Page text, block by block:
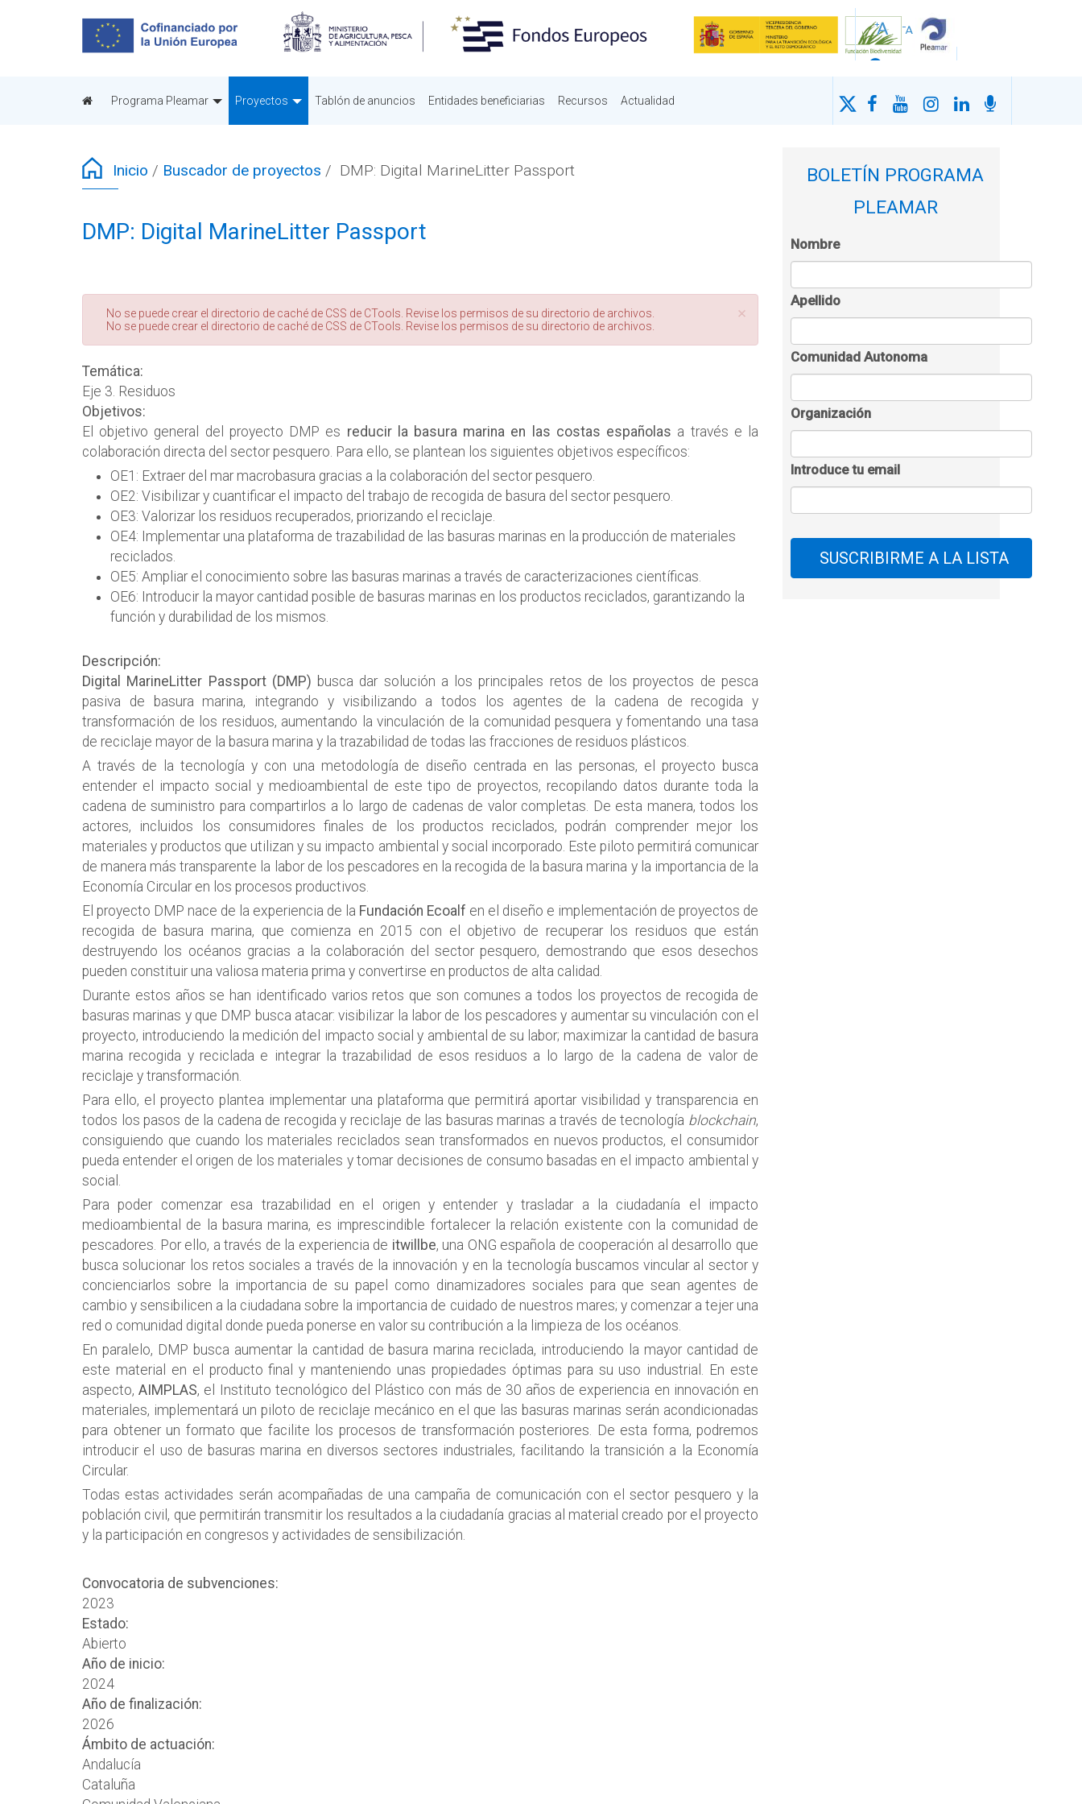
Programa Pleamar Proyectos Tablón de anuncios Entidades beneficiarias Recursos Actualidad
Inicio / Buscador de proyectos / DMP: Digital MarineLitter Passport
DMP: Digital MarineLitter Passport
×
Mensaje
de
error
No se puede crear el directorio de caché de CSS de CTools. Revise los permisos de su directorio de archivos.
No se puede crear el directorio de caché de CSS de CTools. Revise los permisos de su directorio de archivos.
Temática:
Eje 3. Residuos
Objetivos:
El objetivo general del proyecto DMP es reducir la basura marina en las costas españolas a través e la
colaboración directa del sector pesquero. Para ello, se plantean los siguientes objetivos específicos:
OE1: Extraer del mar macrobasura gracias a la colaboración del sector pesquero.
OE2: Visibilizar y cuantificar el impacto del trabajo de recogida de basura del sector pesquero.
OE3: Valorizar los residuos recuperados, priorizando el reciclaje.
OE4: Implementar una plataforma de trazabilidad de las basuras marinas en la producción de materiales
reciclados.
OE5: Ampliar el conocimiento sobre las basuras marinas a través de caracterizaciones científicas.
OE6: Introducir la mayor cantidad posible de basuras marinas en los productos reciclados, garantizando la
función y durabilidad de los mismos.
Descripción:
Digital MarineLitter Passport (DMP) busca dar solución a los principales retos de los proyectos de pesca
pasiva de basura marina, integrando y visibilizando a todos los agentes de la cadena de recogida y
transformación de los residuos, aumentando la vinculación de la comunidad pesquera y fomentando una tasa
de reciclaje mayor de la basura marina y la trazabilidad de todas las fracciones de residuos plásticos.
A través de la tecnología y con una metodología de diseño centrada en las personas, el proyecto busca
entender el impacto social y medioambiental de este tipo de proyectos, recopilando datos durante toda la
cadena de suministro para compartirlos a lo largo de cadenas de valor completas. De esta manera, todos los
actores, incluidos los consumidores finales de los productos reciclados, podrán comprender mejor los
materiales y productos que utilizan y su impacto ambiental y social incorporado. Este piloto permitirá comunicar
de manera más transparente la labor de los pescadores en la recogida de la basura marina y la importancia de la
Economía Circular en los procesos productivos.
El proyecto DMP nace de la experiencia de la Fundación Ecoalf en el diseño e implementación de proyectos de
recogida de basura marina, que comienza en 2015 con el objetivo de recuperar los residuos que están
destruyendo los océanos gracias a la colaboración del sector pesquero, demostrando que esos desechos
pueden constituir una valiosa materia prima y convertirse en productos de alta calidad.
Durante estos años se han identificado varios retos que son comunes a todos los proyectos de recogida de
basuras marinas y que DMP busca atacar: visibilizar la labor de los pescadores y aumentar su vinculación con el
proyecto, introduciendo la medición del impacto social y ambiental de su labor; maximizar la cantidad de basura
marina recogida y reciclada e integrar la trazabilidad de esos residuos a lo largo de la cadena de valor de
reciclaje y transformación.
Para ello, el proyecto plantea implementar una plataforma que permitirá aportar visibilidad y transparencia en
todos los pasos de la cadena de recogida y reciclaje de las basuras marinas a través de tecnología blockchain,
consiguiendo que cuando los materiales reciclados sean transformados en nuevos productos, el consumidor
pueda entender el origen de los materiales y tomar decisiones de consumo basadas en el impacto ambiental y
social.
Para poder comenzar esa trazabilidad en el origen y entender y trasladar a la ciudadanía el impacto
medioambiental de la basura marina, es imprescindible fortalecer la relación existente con la comunidad de
pescadores. Por ello, a través de la experiencia de itwillbe, una ONG española de cooperación al desarrollo que
busca solucionar los retos sociales a través de la innovación y en la tecnología buscamos vincular al sector y
concienciarlos sobre la importancia de su papel como dinamizadores sociales para que sean agentes de
cambio y sensibilicen a la ciudadana sobre la importancia de cuidado de nuestros mares; y comenzar a tejer una
red o comunidad digital donde pueda ponerse en valor su contribución a la limpieza de los océanos.
En paralelo, DMP busca aumentar la cantidad de basura marina reciclada, introduciendo la mayor cantidad de
este material en el producto final y manteniendo unas propiedades óptimas para su uso industrial. En este
aspecto,AIMPLAS, el Instituto tecnológico del Plástico con más de 30 años de experiencia en innovación en
materiales, implementará un piloto de reciclaje mecánico en el que las basuras marinas serán acondicionadas
para obtener un formato que facilite los procesos de transformación posteriores. De esta forma, podremos
introducir el uso de basuras marina en diversos sectores industriales, facilitando la transición a la Economía
Circular.
Todas estas actividades serán acompañadas de una campaña de comunicación con el sector pesquero y la
población civil, que permitirán transmitir los resultados a la ciudadanía gracias al material creado por el proyecto
y la participación en congresos y actividades de sensibilización.
Convocatoria de subvenciones:
2023
Estado:
Abierto
Año de inicio:
2024
Año de finalización:
2026
Ámbito de actuación:
Andalucía
Cataluña
BOLETÍN PROGRAMA
PLEAMAR
Nombre
Apellido
Comunidad Autonoma
Organización
Introduce tu email